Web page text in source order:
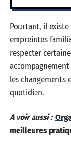
Pourtant, il existe
empreintes
respecter
les changements
quotidien.
A voir aussi :
meilleures